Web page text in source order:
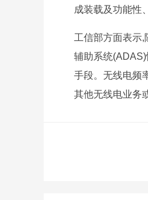
成装载及功能性
工信部方面表示
辅助系统
手段。无线电频
其他无线电业务